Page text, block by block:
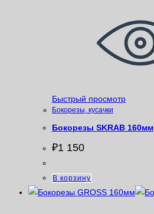
Быстрый просмотр
Бокорезы, кусачки
Бокорезы SKRAB 160мм
₽1 150
В корзину